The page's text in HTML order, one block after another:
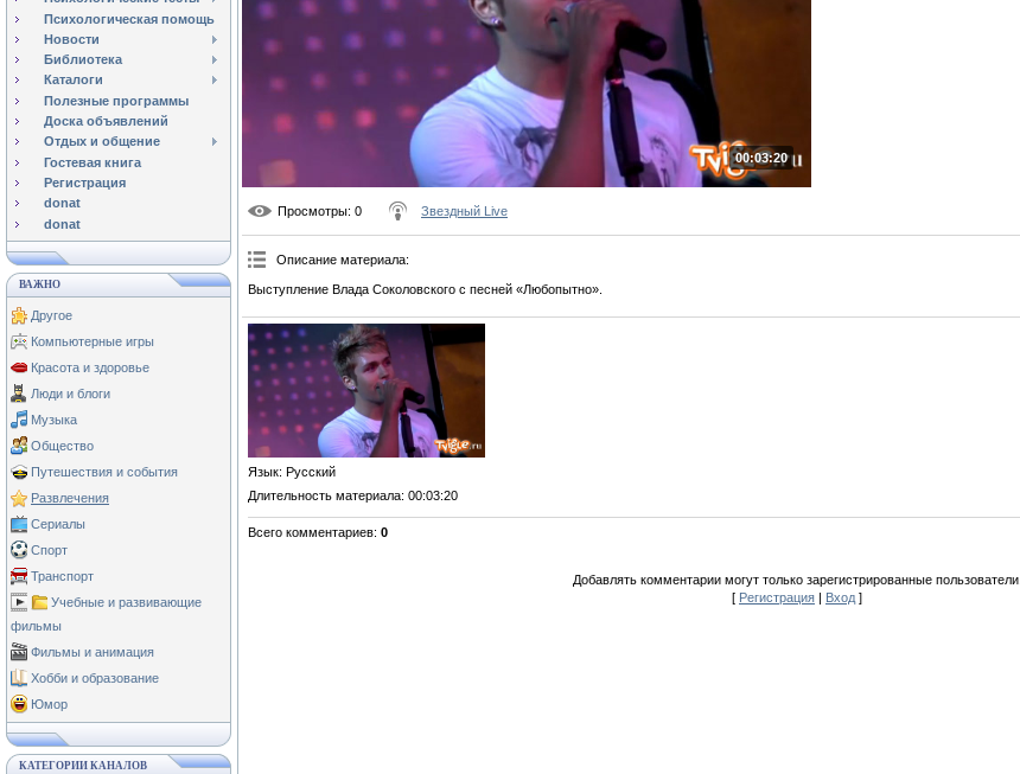
Психологическая помощь
Новости
Библиотека
Каталоги
Полезные программы
Доска объявлений
Отдых и общение
Гостевая книга
Регистрация
donat
donat
ВАЖНО
Другое
Компьютерные игры
Красота и здоровье
Люди и блоги
Музыка
Общество
Путешествия и события
Развлечения
Сериалы
Спорт
Транспорт
Учебные и развивающие
фильмы
Фильмы и анимация
Хобби и образование
Юмор
КАТЕГОРИИ КАНАЛОВ
00:03:20
Просмотры: 0 Звездный Live
Описание материала:
Выступление Влада Соколовского с песней «Любопытно».
Язык: Русский
Длительность материала: 00:03:20
Всего комментариев: 0
Добавлять комментарии могут только зарегистрированные пользователи.
[ Регистрация | Вход ]